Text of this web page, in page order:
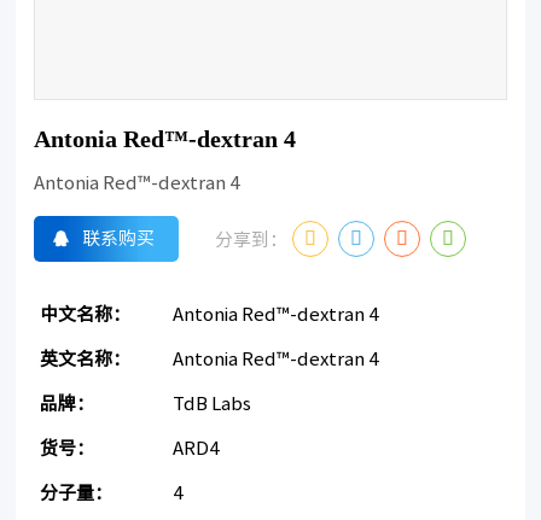
Antonia Red™-dextran 4
Antonia Red™-dextran 4
联系购买 分享到：
中文名称： Antonia Red™-dextran 4
英文名称： Antonia Red™-dextran 4
品牌： TdB Labs
货号： ARD4
分子量： 4